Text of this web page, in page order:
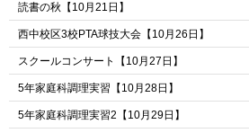
読書の秋【10月21日】
西中校区3校PTA球技大会【10月26日】
スクールコンサート【10月27日】
5年家庭科調理実習【10月28日】
5年家庭科調理実習2【10月29日】